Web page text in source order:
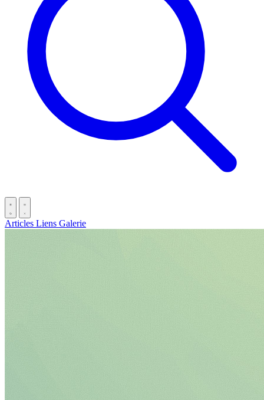
Articles Liens Galerie